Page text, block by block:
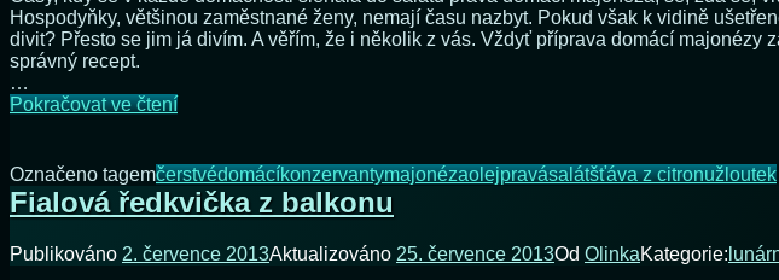
vyhněte
Hospodyňky, většinou zaměstnané ženy, nemají času nazbyt. Pokud však k vidině
divit? Přesto se jim já divím. A věřím, že i několik z vás. Vždyť příprava domácí
správný recept.
…
Pokračovat ve čteníPravá
Označeno tagemčerstvédomácíkonzervantymajonézaolejpravásalátšťáva z citronužloutek
Fialová ředkvička z balkonu
Publikováno 2. července 2013Aktualizováno 25. července 2013Od OlinkaKategorie: